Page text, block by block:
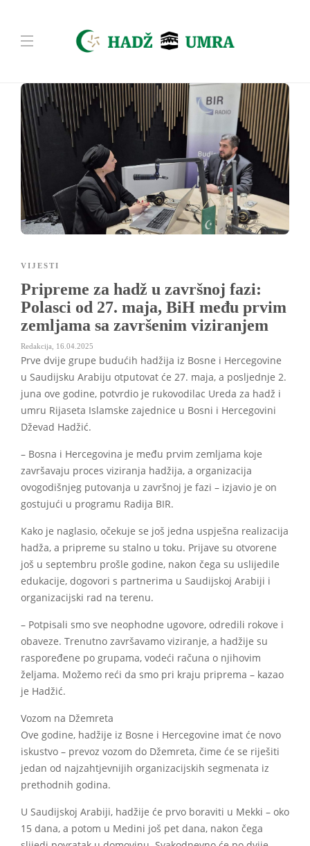
VIJESTI
Pripreme za hadž u završnoj fazi:
Polasci od 27. maja, BiH među prvim
zemljama sa završenim viziranjem
Redakcija 16.04.2025
Prve dvije grupe budućih hadžija iz Bosne i Hercegovine
u Saudijsku Arabiju otputovat će 27. maja, a posljednje 2.
juna ove godine, potvrdio je rukovodilac Ureda za hadž i
umru Rijaseta Islamske zajednice u Bosni i Hercegovini
Dževad Hadžić.
– Bosna i Hercegovina je među prvim zemljama koje
završavaju proces viziranja hadžija, a organizacija
ovogodišnjeg putovanja u završnoj je fazi – izjavio je on
gostujući u programu Radija BIR.
Kako je naglasio, očekuje se još jedna uspješna realizacija
hadža, a pripreme su stalno u toku. Prijave su otvorene
još u septembru prošle godine, nakon čega su uslijedile
edukacije, dogovori s partnerima u Saudijskoj Arabiji i
organizacijski rad na terenu.
– Potpisali smo sve neophodne ugovore, odredili rokove i
obaveze. Trenutno završavamo viziranje, a hadžije su
raspoređene po grupama, vodeći računa o njihovim
željama. Možemo reći da smo pri kraju priprema – kazao
je Hadžić.
Vozom na Džemreta
Ove godine, hadžije iz Bosne i Hercegovine imat će novo
iskustvo – prevoz vozom do Džemreta, čime će se riješiti
jedan od najzahtjevnijih organizacijskih segmenata iz
prethodnih godina.
U Saudijskoj Arabiji, hadžije će prvo boraviti u Mekki – oko
15 dana, a potom u Medini još pet dana, nakon čega